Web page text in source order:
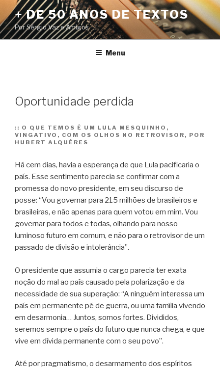
Pular
para
o
conteúdo
+ DE 50 ANOS DE TEXTOS
Por Sérgio Vaz e Amigos
Menu
Oportunidade perdida
:: O QUE TEMOS É UM LULA MESQUINHO,
VINGATIVO, COM OS OLHOS NO RETROVISOR, POR
HUBERT ALQUÉRES
Há cem dias, havia a esperança de que Lula pacificaria o
país. Esse sentimento parecia se confirmar com a
promessa do novo presidente, em seu discurso de
posse: “Vou governar para 215 milhões de brasileiros e
brasileiras, e não apenas para quem votou em mim. Vou
governar para todos e todas, olhando para nosso
luminoso futuro em comum, e não para o retrovisor de um
passado de divisão e intolerância”.
O presidente que assumia o cargo parecia ter exata
noção do mal ao país causado pela polarização e da
necessidade de sua superação: “A ninguém interessa um
país em permanente pé de guerra, ou uma família vivendo
em desarmonia… Juntos, somos fortes. Divididos,
seremos sempre o país do futuro que nunca chega, e que
vive em dívida permanente com o seu povo”.
Até por pragmatismo, o desarmamento dos espíritos